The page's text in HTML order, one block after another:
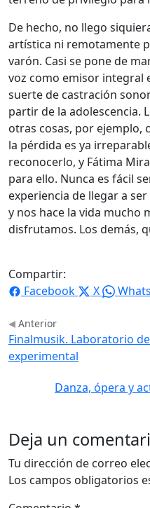
De hecho, no llego
artística ni remotamente
varón. Casi se pone de
voz como emisor integral
suerte de castración
partir de la adolescencia.
otras cosas, por ejemplo,
la pérdida es ya
reconocerlo, y Fátima
para ello. Nunca es fácil
experiencia de llegar a
y nos hace la vida mucho
disfrutamos. Los demás,
Compartir:
Facebook
X
Anterior
Finalmusik. Laboratorio
experimental
Danza, ópera y
Deja un
Tu dirección de correo
Los campos obligatorios